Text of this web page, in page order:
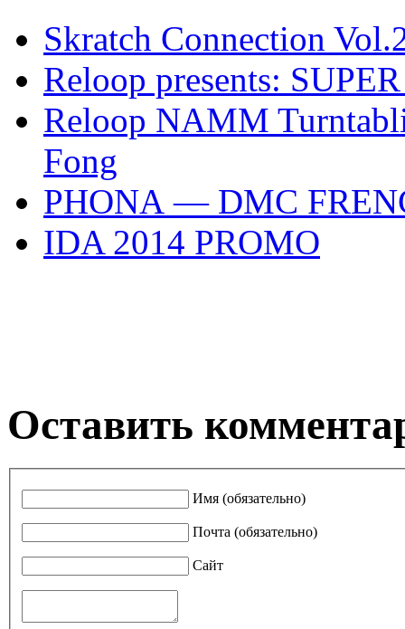
Skratch Connection
Reloop presents:
Reloop NAMM
Fong
PHONA — DMC
IDA 2014 PROMO
Оставить
Имя (обязательно)
Почта (обязательно)
Сайт